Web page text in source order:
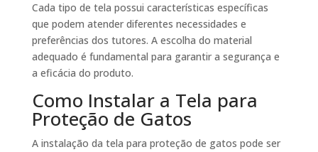
Cada tipo de tela possui características específicas
que podem atender diferentes necessidades e
preferências dos tutores. A escolha do material
adequado é fundamental para garantir a segurança e
a eficácia do produto.
Como Instalar a Tela para
Proteção de Gatos
A instalação da tela para proteção de gatos pode ser